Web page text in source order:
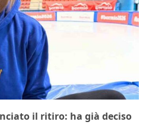
il ritiro: ha già deciso